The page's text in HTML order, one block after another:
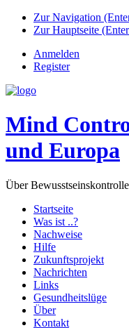
Zur Navigation
Zur Hauptseite
Anmelden
Register
Mind
und Europa
Über
Startseite
Was ist ..?
Nachweise
Hilfe
Zukunftsprojekt
Nachrichten
Links
Gesundheitslüge
Über
Kontakt